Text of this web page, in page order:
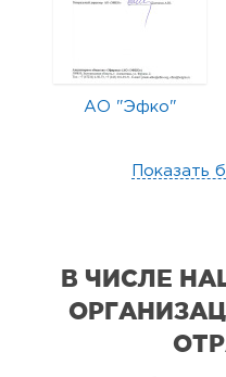
АО "Эфко"
Показать
В ЧИСЛЕ